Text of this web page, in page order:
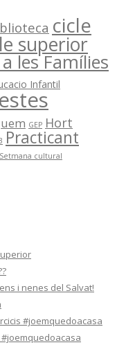
cicle
superior
les Famílies
Infantil
GEP Hort
Practicant
Setmana cultural
i nenes del Salvat!
#joemquedoacasa